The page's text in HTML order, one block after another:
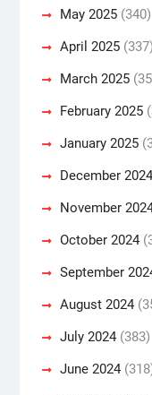
May 2025(340)
April 2025(337)
March 2025
February 2025
January 2025
December 2024
November
October 2024
September
August 2024
July 2024(383)
June 2024